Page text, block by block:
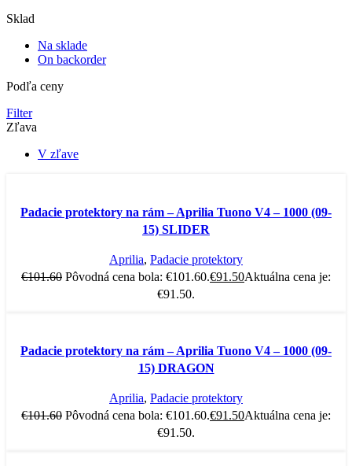
Sklad
Na sklade
On backorder
Podľa ceny
Filter
Zľava
V zľave
Padacie protektory na rám – Aprilia Tuono V4 – 1000 (09-
15) SLIDER
Aprilia, Padacie protektory
€101.60 Pôvodná cena bola: €101.60.€91.50Aktuálna cena je:
€91.50.
Padacie protektory na rám – Aprilia Tuono V4 – 1000 (09-
15) DRAGON
Aprilia, Padacie protektory
€101.60 Pôvodná cena bola: €101.60.€91.50Aktuálna cena je:
€91.50.